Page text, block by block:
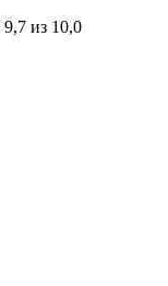
9,7 из 10,0